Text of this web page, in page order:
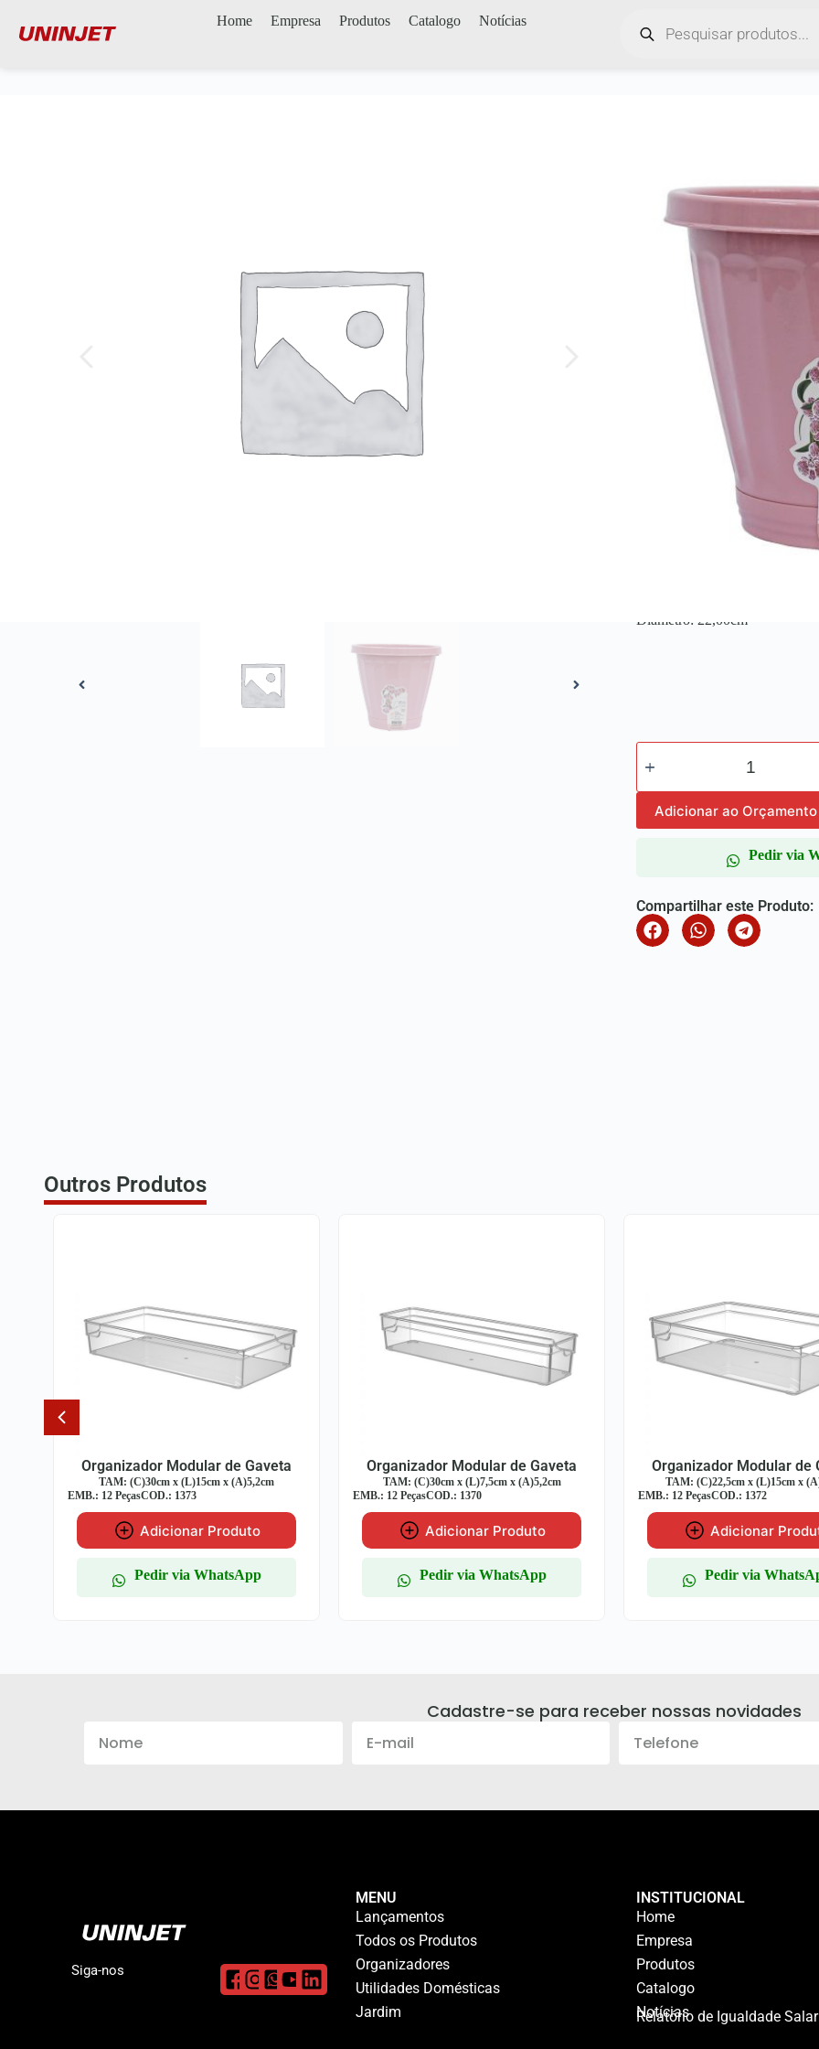
Home Empresa Produtos Catalogo Notícias
– Anti Dengue (Fique livre de
– Placa embutida com sistema
– O prato já está furado e com
– Pontos de fuga no prato para
Muitas vezes perdemos
correta de cuidar. Pensando
plantar corretamente sua
Combinando as práticas
resultado será a sua planta,
Acesse o link e saiba como
Embalagem c/ 12 peças
Diâmetro: 22,00cm
Adicionar ao Orçamento
Pedir via
Compartilhar este Produto:
Outros Produtos
Organizador Modular de Gaveta
TAM: (C)30cm x (L)7,5cm x (A)5,2cm
EMB.: 12 PeçasCOD.: 1370
Adicionar Produto
Pedir via WhatsApp
Organizador Modular de Gaveta
TAM: (C)22,5cm x (L)15cm x (A)5,2cm
EMB.: 12 PeçasCOD.: 1372
Adicionar Produto
Pedir via WhatsApp
Organizador Modular de
TAM: (C)22,5cm x (L)7,5cm x
EMB.: 12 PeçasCOD.: 1369
Adicionar
Pedir via
Cadastre-se para receber nossas novidades
Siga-nos
MENU
Lançamentos
Todos os Produtos
Organizadores
Utilidades Domésticas
Jardim
INSTITUCIONAL
Home
Empresa
Produtos
Catalogo
Notícias
Relatório de Igualdade